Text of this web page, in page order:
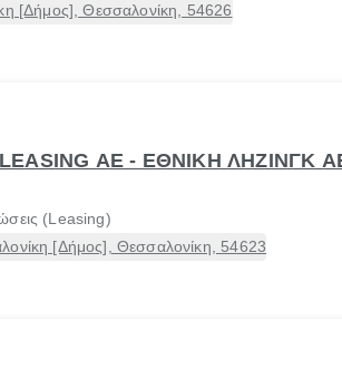
[Δήμος], Θεσσαλονίκη, 54626
AE - ΕΘΝΙΚΗ ΛΗΖΙΝΓΚ
(Leasing)
[Δήμος], Θεσσαλονίκη, 54623